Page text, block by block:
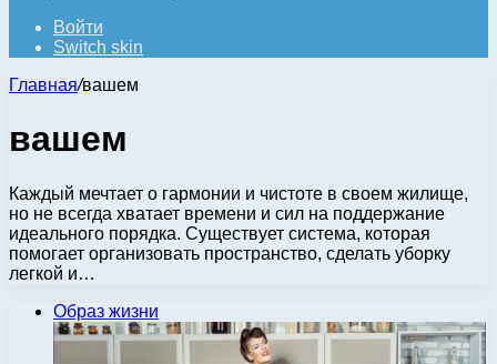
Войти
Switch skin
Главная/вашем
вашем
Каждый мечтает о гармонии и чистоте в своем жилище,
но не всегда хватает времени и сил на поддержание
идеального порядка. Существует система, которая
помогает организовать пространство, сделать уборку
легкой и…
Образ жизни